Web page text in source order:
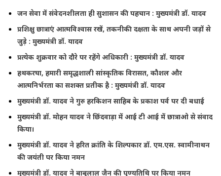
जन सेवा में संवेदनशीलता ही सुशासन की पहचान : मुख्यमंत्री डॉ. यादव
प्रशिक्षु छात्राएं आत्मविश्वास रखें, तकनीकी दक्षता के साथ अपनी जड़ों से
जुड़े : मुख्यमंत्री डॉ. यादव
प्रत्येक शुक्रवार को दौरे पर रहेंगे अधिकारी : मुख्यमंत्री डॉ. यादव
हथकरघा, हमारी समृद्धशाली सांस्कृतिक विरासत, कौशल और
आत्मनिर्भरता का सशक्त प्रतीक है : मुख्यमंत्री डॉ. यादव
मुख्यमंत्री डॉ. यादव ने गुरु हरकिशन साहिब के प्रकाश पर्व पर दी बधाई
मुख्यमंत्री डॉ. मोहन यादव ने छिंदवाड़ा में आई टी आई में छात्राओ से संवाद
किया।
मुख्यमंत्री डॉ. यादव ने हरित क्रांति के शिल्पकार डॉ. एम.एस. स्वामीनाथन
की जयंती पर किया नमन
मुख्यमंत्री डॉ. यादव ने बाबूलाल जैन की पुण्यतिथि पर किया नमन